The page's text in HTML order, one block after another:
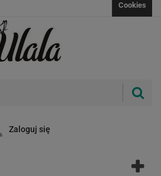
Cookies
Zaloguj się